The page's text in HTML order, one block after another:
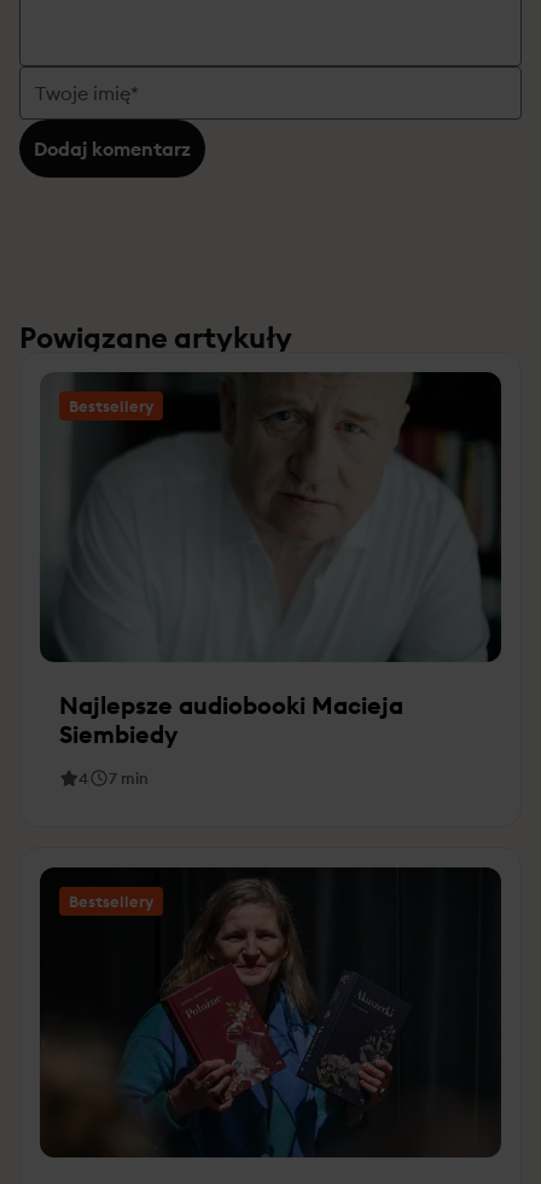
Dodaj komentarz
Powiązane artykuły
Bestsellery
Najlepsze audiobooki Macieja
Siembiedy
4 7 min
Bestsellery